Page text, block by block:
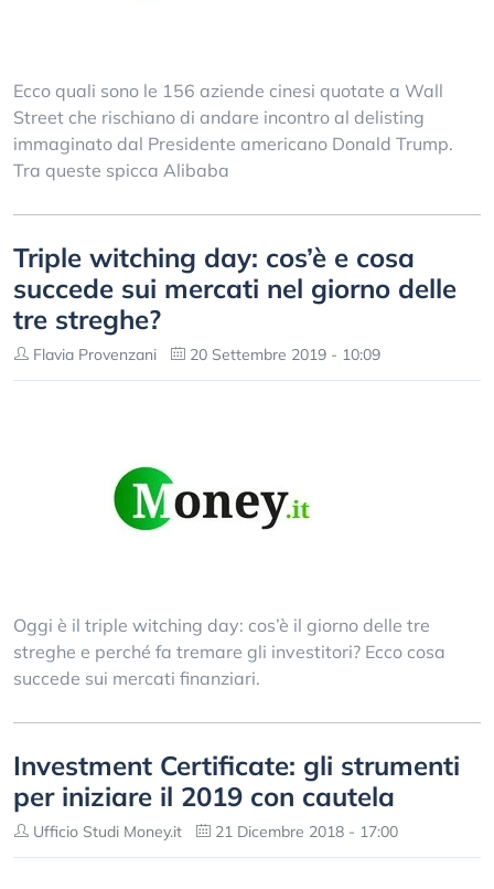
Ecco quali sono le 156 aziende cinesi quotate a Wall
Street che rischiano di andare incontro al delisting
immaginato dal Presidente americano Donald Trump.
Tra queste spicca Alibaba
Triple witching day: cos’è e cosa
succede sui mercati nel giorno delle
tre streghe?
Flavia Provenzani 20 Settembre 2019 - 10:09
Oggi è il triple witching day: cos’è il giorno delle tre
streghe e perché fa tremare gli investitori? Ecco cosa
succede sui mercati finanziari.
Investment Certificate: gli strumenti
per iniziare il 2019 con cautela
Ufficio Studi Money.it 21 Dicembre 2018 - 17:00